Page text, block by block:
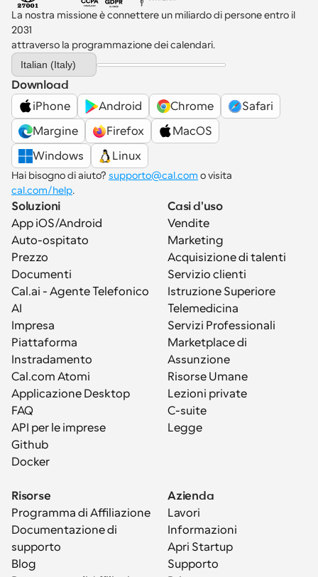
La nostra missione è connettere un miliardo di persone entro il
2031
attraverso la programmazione dei calendari.
Select Language
Italian (Italy)
Download
iPhone
Android Chrome
Safari
Margine
Firefox
MacOS
Windows
Linux
Hai bisogno di aiuto? supporto@cal.com
cal.com/help.
Soluzioni
App iOS/Android
Auto-ospitato
Prezzo
Documenti
Cal.ai - Agente Telefonico
AI
Impresa
Piattaforma
Instradamento
Cal.com Atomi
Applicazione Desktop
FAQ
API per le imprese
Github
Docker
Casi d'uso
Vendite
Marketing
Acquisizione di talenti
Servizio clienti
Istruzione Superiore
Telemedicina
Servizi Professionali
Marketplace di
Assunzione
Risorse Umane
Lezioni private
C-suite
Legge
Risorse
Programma di Affiliazione
Documentazione di
supporto
Blog
Azienda
Lavori
Informazioni
Apri Startup
Supporto